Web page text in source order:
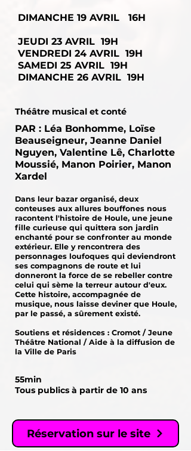
DIMANCHE 19 AVRIL 16H
JEUDI 23 AVRIL 19H
VENDREDI 24 AVRIL 19H
SAMEDI 25 AVRIL 19H
DIMANCHE 26 AVRIL 19H
Théâtre musical et conté
PAR : Léa Bonhomme, Loïse
Beauseigneur, Jeanne Daniel
Nguyen, Valentine Lê, Charlotte
Moussié, Manon Poirier, Manon
Xardel
Dans leur bazar organisé, deux
conteuses aux allures bouffones nous
racontent l'histoire de Houle, une jeune
fille curieuse qui quittera son jardin
enchanté pour se confronter au monde
extérieur. Elle y rencontrera des
personnages loufoques qui deviendront
ses compagnons de route et lui
donneront la force de se rebeller contre
celui qui sème la terreur autour d'eux.
Cette histoire, accompagnée de
musique, nous laisse deviner que Houle,
par le passé, a sûrement existé.
Soutiens et résidences : Cromot / Jeune
Théâtre National / Aide à la diffusion de
la Ville de Paris
55min
Tous publics à partir de 10 ans
Réservation sur le site